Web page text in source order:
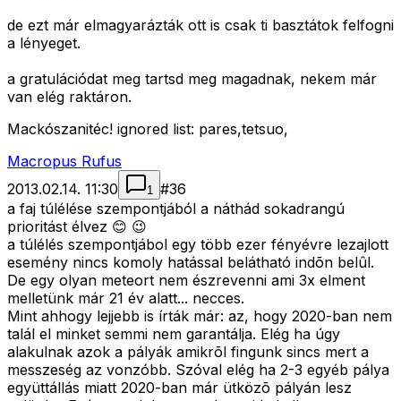
de ezt már elmagyarázták ott is csak ti basztátok felfogni
a lényeget.
a gratulációdat meg tartsd meg magadnak, nekem már
van elég raktáron.
Mackószanitéc! ignored list: pares,tetsuo,
Macropus Rufus
2013.02.14. 11:30
1 #36
a faj túlélése szempontjából a náthád sokadrangú
prioritást élvez 😊 😉
a túlélés szempontjábol egy több ezer fényévre lezajlott
esemény nincs komoly hatással belátható indõn belûl.
De egy olyan meteort nem észrevenni ami 3x elment
melletünk már 21 év alatt... necces.
Mint ahhogy lejjebb is írták már: az, hogy 2020-ban nem
talál el minket semmi nem garantálja. Elég ha úgy
alakulnak azok a pályák amikrõl fingunk sincs mert a
messzeség az vonzóbb. Szóval elég ha 2-3 egyéb pálya
együttállás miatt 2020-ban már ütközõ pályán lesz